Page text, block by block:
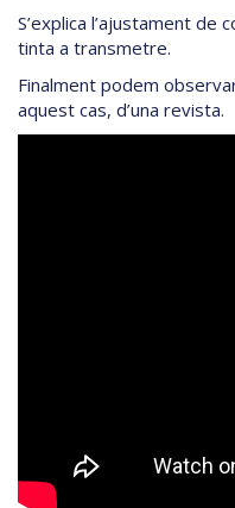
S’explica l’ajustament de
tinta a transmetre.
Finalment podem
aquest cas, d’una revista.